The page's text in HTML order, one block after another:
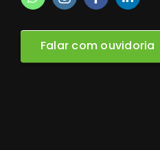
Falar com ouvidoria